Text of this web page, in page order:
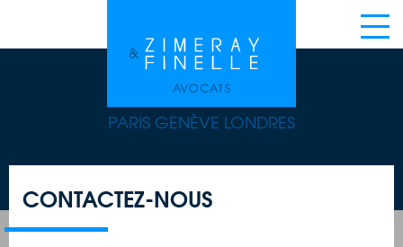
PARIS GENÈVE LONDRES
CONTACTEZ-NOUS